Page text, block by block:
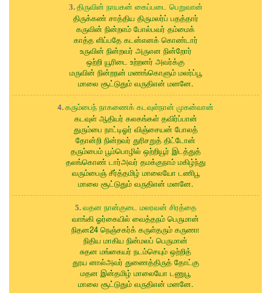
3. திருவின் நாயகன் கைப்படை பெறுவான்
திருக்கண் சாத்திய திருமலர்ப் பதத்தார்
கருவின் நின்றஎம் போல்பவர் தம்மைக்
காத்த ளிப்பதே கடன்எனக் கொண்டார்
உருவின் நின்றவர் அருஎன நின்றோர்
ஒற்றி யூரிடை உற்றனர் அவர்க்கு
மருவின் நின்றநன் மணங்கொளும் மலர்ப்பூ
மாலை சூட்டுதும் வருதிஎன் மனனே.
4. கரும்பைந் நாகணைக் கடவுள்நான் முகன்வான்
கடவுள் ஆதியர் கலகங்கள் தவிர்ப்பான்
துரும்பை நாட்டிஓர் விஞ்சையன் போலத்
தோன்றி நின்றவர் துரிசறுத் திட்டோன்
தரும்பைம் பூம்பொழில் ஒற்றியூர் இடத்துத்
தலங்கொண் டார்அவர் தமக்குநாம் மகிழ்ந்து
வரும்பைஞ் சீர்த்தமிழ் மாலையோ டணிபூ
மாலை சூட்டுதும் வருதிஎன் மனனே.
5. வதன நான்குடை மலரவன் சிரத்தை
வாங்கி ஓர்கையில் வைத்தநம் பெருமான்
நிதன24 நெஞ்சகர்க் கருள்தரும் கருணா
நிதிய மாகிய நின்மலப் பெருமான்
சுதன மங்கையர் நடம்செயும் ஒற்றித்
தூய னால்அவர் துணைத்திருத் தோட்கு
மதன இன்தமிழ் மாலையோ டணுபூ
மாலை சூட்டுதும் வருதிஎன் மனனே.